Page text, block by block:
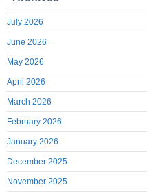
July 2026
June 2026
May 2026
April 2026
March 2026
February 2026
January 2026
December 2025
November 2025